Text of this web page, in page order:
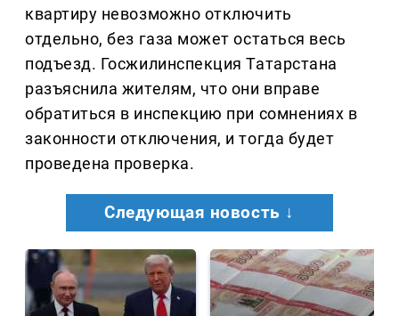
квартиру невозможно отключить
отдельно, без газа может остаться весь
подъезд. Госжилинспекция Татарстана
разъяснила жителям, что они вправе
обратиться в инспекцию при сомнениях в
законности отключения, и тогда будет
проведена проверка.
Следующая новость ↓